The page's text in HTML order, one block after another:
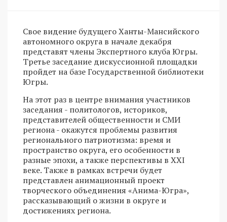
Свое видение будущего Ханты-Мансийского
автономного округа в начале декабря
представят члены Экспертного клуба Югры.
Третье заседание дискуссионной площадки
пройдет на базе Государственной библиотеки
Югры.
На этот раз в центре внимания участников
заседания - политологов, историков,
представителей общественности и СМИ
региона - окажутся проблемы развития
регионального патриотизма: время и
пространство округа, его особенности в
разные эпохи, а также перспективы в XXI
веке. Также в рамках встречи будет
представлен анимационный проект
творческого объединения «Анима-Югра»,
рассказывающий о жизни в округе и
достижениях региона.